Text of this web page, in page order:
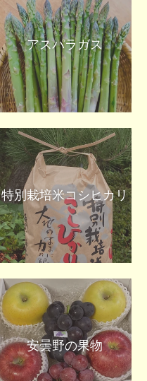
アスパラガス
特別栽培米コシヒカリ
安曇野の果物